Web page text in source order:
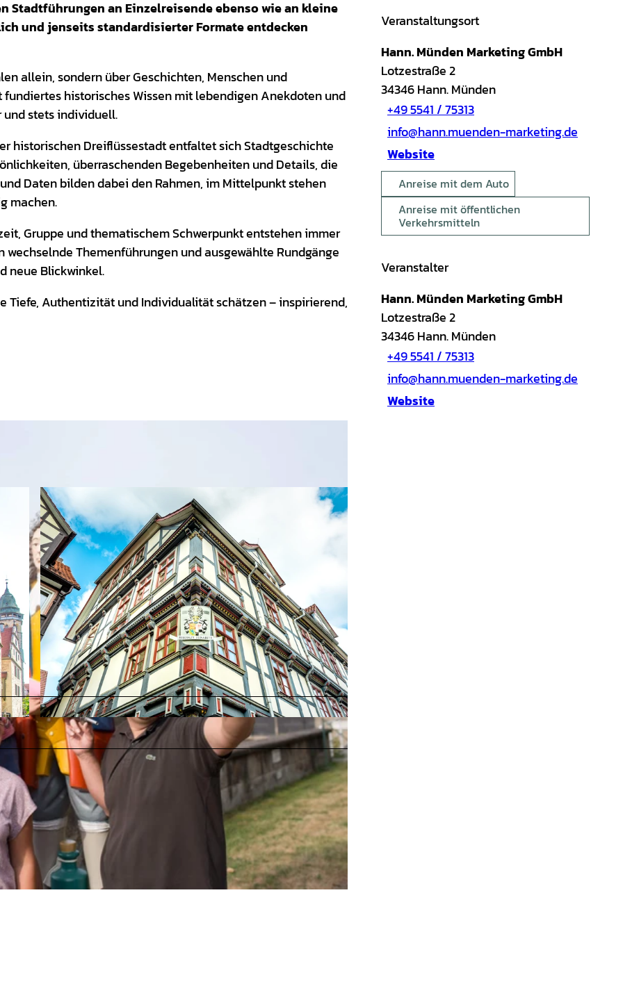
an Einzelreisende ebenso wie an kleine
und jenseits standardisierter Formate entdecken
allein, sondern über Geschichten, Menschen und
historisches Wissen mit lebendigen Anekdoten und
und stets individuell.
historischen Dreiflüssestadt entfaltet sich Stadtgeschichte
überraschenden Begebenheiten und Details, die
Daten bilden dabei den Rahmen, im Mittelpunkt stehen
machen.
Gruppe und thematischem Schwerpunkt entstehen immer
Themenführungen und ausgewählte Rundgänge
neue Blickwinkel.
Tiefe, Authentizität und Individualität schätzen – inspirierend,
© Hann. Münden Marketing GmbH, Y-SITE, Hann. Münden Marketing GmbH, Y-SITE Hann. Münden Marketing Gmb
H, Y-SITE |CC-BY
Veranstaltungsort
Hann. Münden Marketing GmbH
Lotzestraße 2
34346Hann. Münden
+49 5541 / 75313
info@hann.muenden-marketing.de
Website
Anreise mit dem Auto
Anreise mit öffentlichen
Verkehrsmitteln
Veranstalter
Hann. Münden Marketing GmbH
Lotzestraße 2
34346Hann. Münden
+49 5541 / 75313
info@hann.muenden-marketing.de
Website